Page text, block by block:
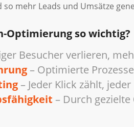
mehr Leads und Umsätze
Optimierung so wichtig?
Besucher verlieren,
– Optimierte
– Jeder Klick zählt,
– Durch